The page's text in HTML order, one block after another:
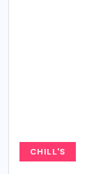
CHILL'S